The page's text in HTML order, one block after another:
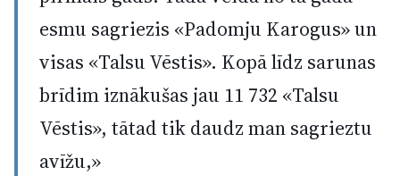
esmu sagriezis «Padomju Karogus» un
visas «Talsu Vēstis». Kopā līdz sarunas
brīdim iznākušas jau 11 732 «Talsu
Vēstis», tātad tik daudz man sagrieztu
avīžu,»